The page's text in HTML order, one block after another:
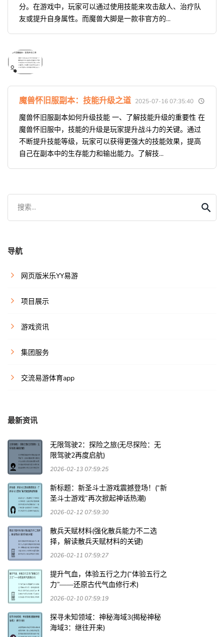
分。在游戏中，玩家可以通过使用技能来攻击敌人、治疗队
友或提升自身属性。而魔兽大脚是一款非官方的...
魔兽怀旧服副本：技能升级之道 2025-07-16 07:35:40
魔兽怀旧服副本如何升级技能 一、了解技能升级的重要性 在
魔兽怀旧服中，技能的升级是玩家提升战斗力的关键。通过
不断提升技能等级，玩家可以获得更强大的技能效果，提高
自己在副本中的生存能力和输出能力。了解技...
搜索...
导航
网页版米乐YY易游
项目展示
游戏资讯
集团服务
交流易游体育app
最新资讯
无限驾驶2：探险之旅(无尽探险：无
限驾驶2再度启航)
2026-02-13 07:59:25
新标题：新圣斗士游戏震撼登场！(“新
圣斗士游戏”再次掀起神话热潮)
2026-02-12 07:59:30
散兵天赋材料(强化散兵能力不二选
择，解读散兵天赋材料的关键)
2026-02-11 07:59:27
提升气血，体验五行之力(“体验五行之
力”——还原古代气血修行术)
2026-02-10 07:59:19
探寻未知领域：神秘海域3(揭秘神秘
海域3：继往开来)